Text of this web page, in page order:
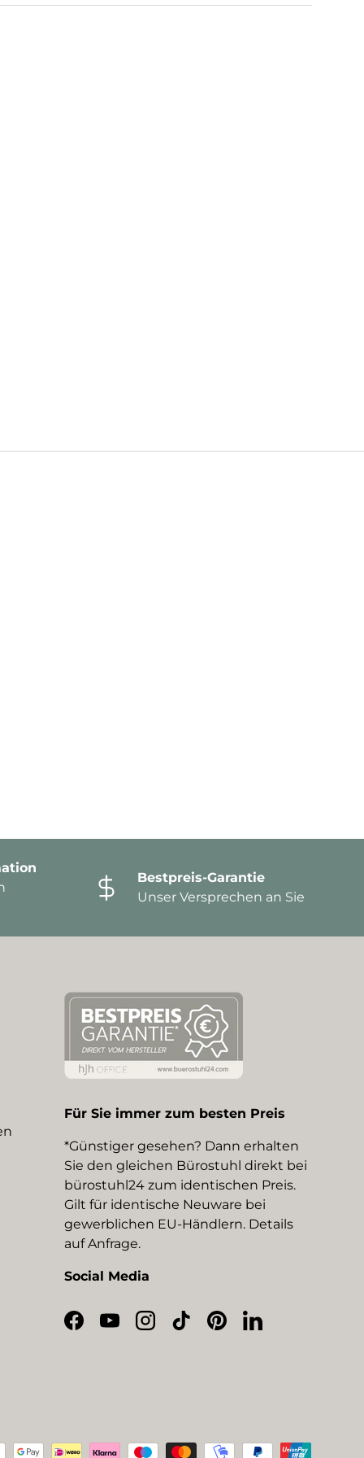
Bestpreis-Garantie
Unser Versprechen an Sie
Für Sie immer zum besten Preis
*Günstiger gesehen? Dann erhalten
Sie den gleichen Bürostuhl direkt bei
bürostuhl24 zum identischen Preis.
Gilt für identische Neuware bei
gewerblichen EU-Händlern. Details
auf Anfrage.
Social Media
Facebook
YouTubeInstagram
TikTokPinterestLinkedIn